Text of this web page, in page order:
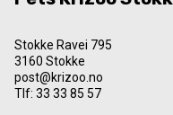
Stokke Ravei 795
3160 Stokke
post@krizoo.no
Tlf: 33 33 85 57